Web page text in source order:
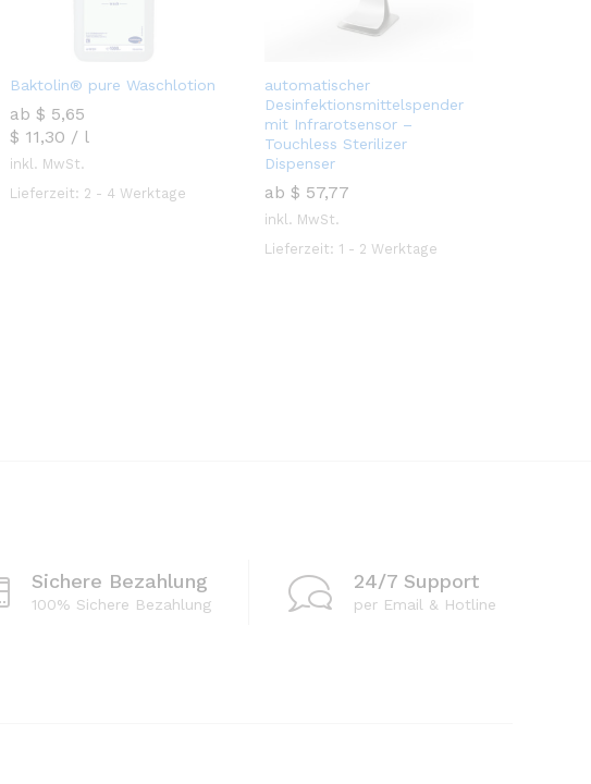
Baktolin® pure Waschlotion
ab $ 5,65
$ 11,30 / l
$ 5,65
inkl. MwSt.
Lieferzeit: 2 - 4 Werktage
automatischer
Desinfektionsmittelspender
mit Infrarotsensor –
Touchless Sterilizer
Dispenser
ab $ 57,77
$ 57,77
inkl. MwSt.
Lieferzeit: 1 - 2 Werktage
Sichere Bezahlung
100% Sichere Bezahlung
24/7 Support
per Email & Hotline